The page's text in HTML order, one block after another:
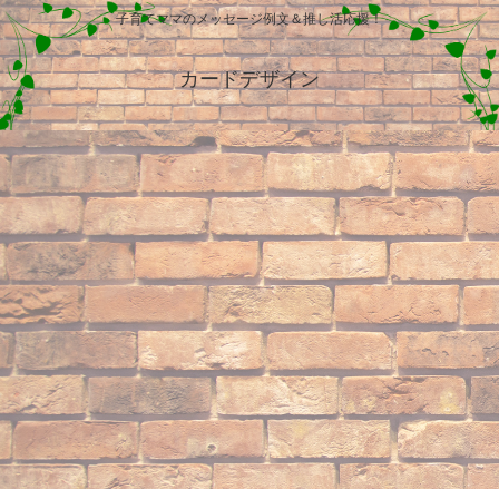
子育てママのメッセージ例文＆推し活応援！
カードデザイン